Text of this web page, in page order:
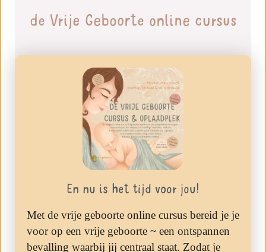
de Vrije Geboorte online cursus
En nu is het tijd voor jou!
Met de vrije geboorte online cursus bereid je je
voor op een vrije geboorte ~ een ontspannen
bevalling waarbij jij centraal staat. Zodat je